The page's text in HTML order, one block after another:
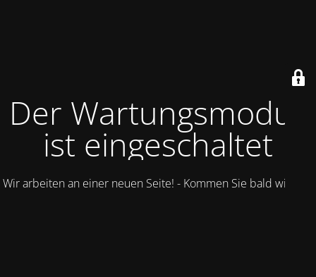
Der Wartungsmodus
ist eingeschaltet
Wir arbeiten an einer neuen Seite! - Kommen Sie bald wieder.